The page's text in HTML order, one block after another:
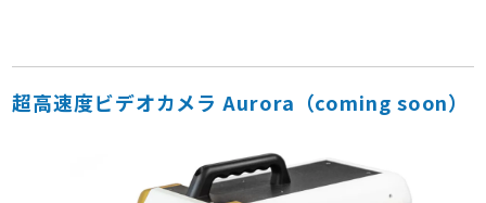
超高速度ビデオカメラ Aurora（coming soon）